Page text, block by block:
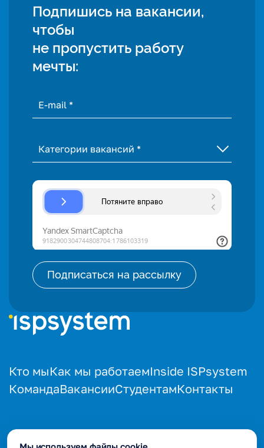
Кто мыКак мы работаемInside ISPsystem
КомандаВакансииСтудентамКонтакты
Подпишись на вакансии,
чтобы
не пропустить работу
мечты:
Категории вакансий *